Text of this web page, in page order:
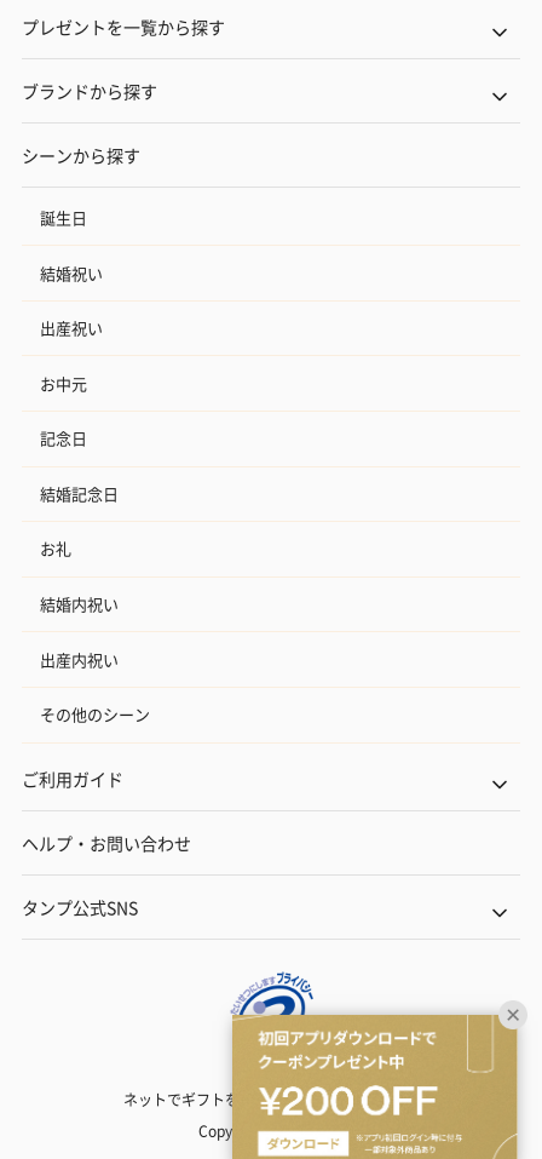
プレゼントを一覧から探す
ブランドから探す
シーンから探す
誕生日
結婚祝い
出産祝い
お中元
記念日
結婚記念日
お礼
結婚内祝い
出産内祝い
その他のシーン
ご利用ガイド
ヘルプ・お問い合わせ
タンプ公式SNS
ネットでギフトを贈るなら | TANP（タンプ）
Copyright© TANP Inc.